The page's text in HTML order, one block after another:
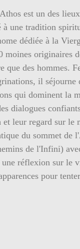
est un des
à une tradition
dédiée à la
moines originaires
que des hommes.
il séjourne
qui dominent la
dialogues
leur regard sur le
du sommet de
de l'Infini)
réflexion sur le
pour